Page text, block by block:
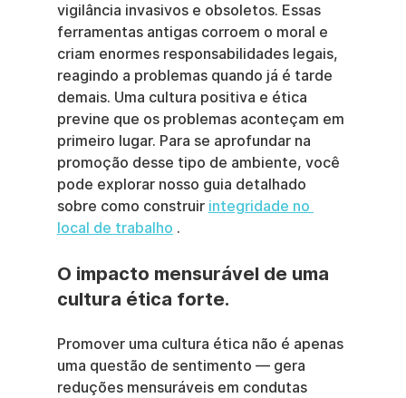
vigilância invasivos e obsoletos. Essas
ferramentas antigas corroem o moral e
criam enormes responsabilidades legais,
reagindo a problemas quando já é tarde
demais. Uma cultura positiva e ética
previne que os problemas aconteçam em
primeiro lugar. Para se aprofundar na
promoção desse tipo de ambiente, você
pode explorar nosso guia detalhado
sobre como construir integridade no
local de trabalho .
O impacto mensurável de uma
cultura ética forte.
Promover uma cultura ética não é apenas
uma questão de sentimento — gera
reduções mensuráveis em condutas